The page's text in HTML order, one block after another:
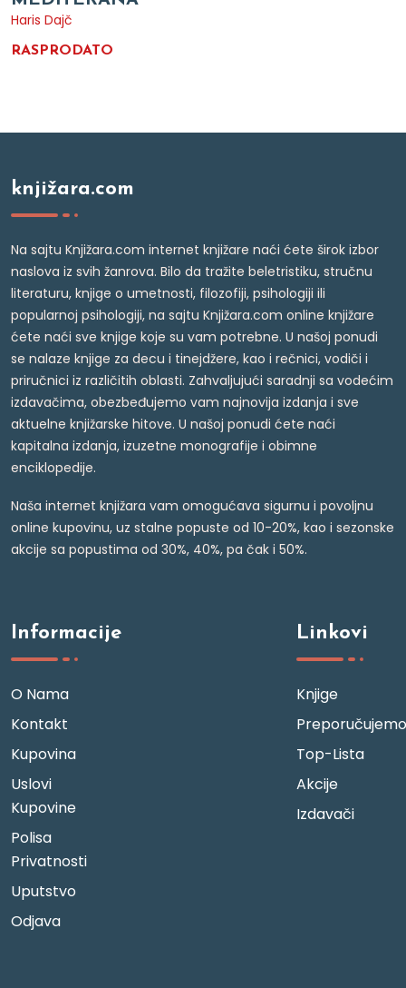
Haris Dajč
RASPRODATO
knjižara.com
Na sajtu Knjižara.com internet knjižare naći ćete širok izbor
naslova iz svih žanrova. Bilo da tražite beletristiku, stručnu
literaturu, knjige o umetnosti, filozofiji, psihologiji ili
popularnoj psihologiji, na sajtu Knjižara.com online knjižare
ćete naći sve knjige koje su vam potrebne. U našoj ponudi
se nalaze knjige za decu i tinejdžere, kao i rečnici, vodiči i
priručnici iz različitih oblasti. Zahvaljujući saradnji sa vodećim
izdavačima, obezbeđujemo vam najnovija izdanja i sve
aktuelne knjižarske hitove. U našoj ponudi ćete naći
kapitalna izdanja, izuzetne monografije i obimne
enciklopedije.
Naša internet knjižara vam omogućava sigurnu i povoljnu
online kupovinu, uz stalne popuste od 10-20%, kao i sezonske
akcije sa popustima od 30%, 40%, pa čak i 50%.
Informacije
O Nama
Kontakt
Kupovina
Uslovi
Kupovine
Polisa
Privatnosti
Uputstvo
Odjava
Linkovi
Knjige
Preporučujemo
Top-Lista
Akcije
Izdavači